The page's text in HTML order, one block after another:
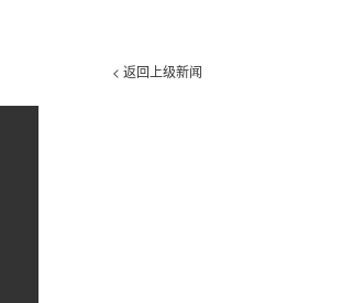
< 返回上级新闻